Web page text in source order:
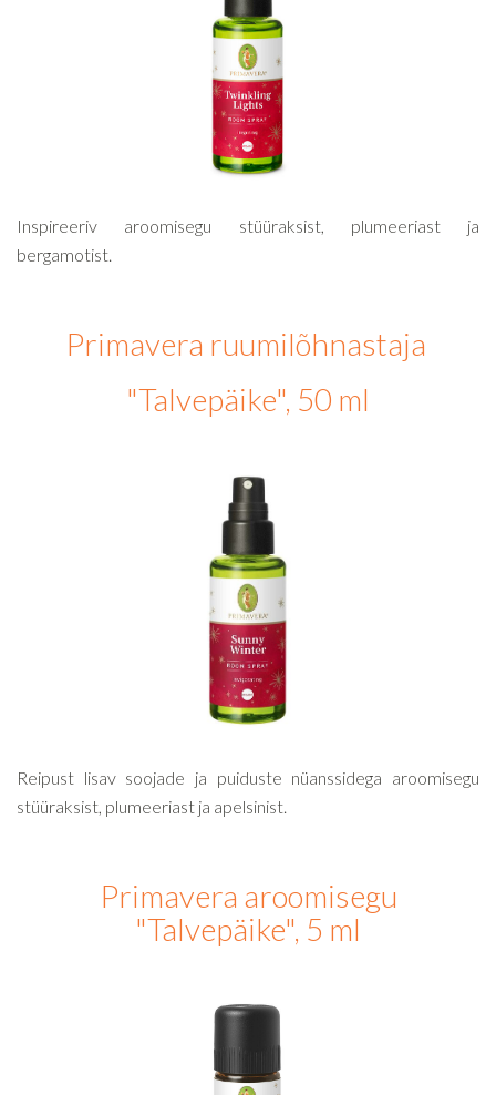
Inspireeriv aroomisegu stüüraksist, plumeeriast ja
bergamotist.
Primavera ruumilõhnastaja
"Talvepäike", 50 ml
Reipust lisav soojade ja puiduste nüanssidega aroomisegu
stüüraksist, plumeeriast ja apelsinist.
Primavera aroomisegu
"Talvepäike", 5 ml